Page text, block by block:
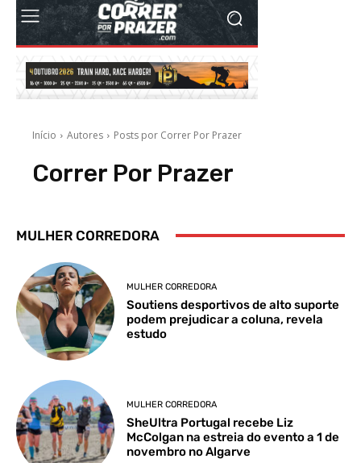
MULHER CORREDORA
MULHER CORREDORA
Soutiens desportivos de alto suporte
podem prejudicar a coluna, revela
estudo
MULHER CORREDORA
SheUltra Portugal recebe Liz
McColgan na estreia do evento a 1 de
novembro no Algarve